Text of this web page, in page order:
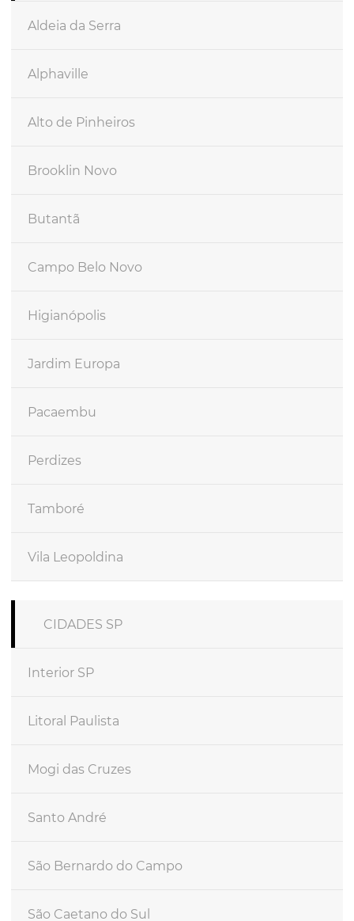
Aldeia da Serra
Alphaville
Alto de Pinheiros
Brooklin Novo
Butantã
Campo Belo Novo
Higianópolis
Jardim Europa
Pacaembu
Perdizes
Tamboré
Vila Leopoldina
CIDADES SP
Interior SP
Litoral Paulista
Mogi das Cruzes
Santo André
São Bernardo do Campo
São Caetano do Sul